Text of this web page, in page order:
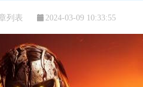
列表 2024-03-09 10:33:55